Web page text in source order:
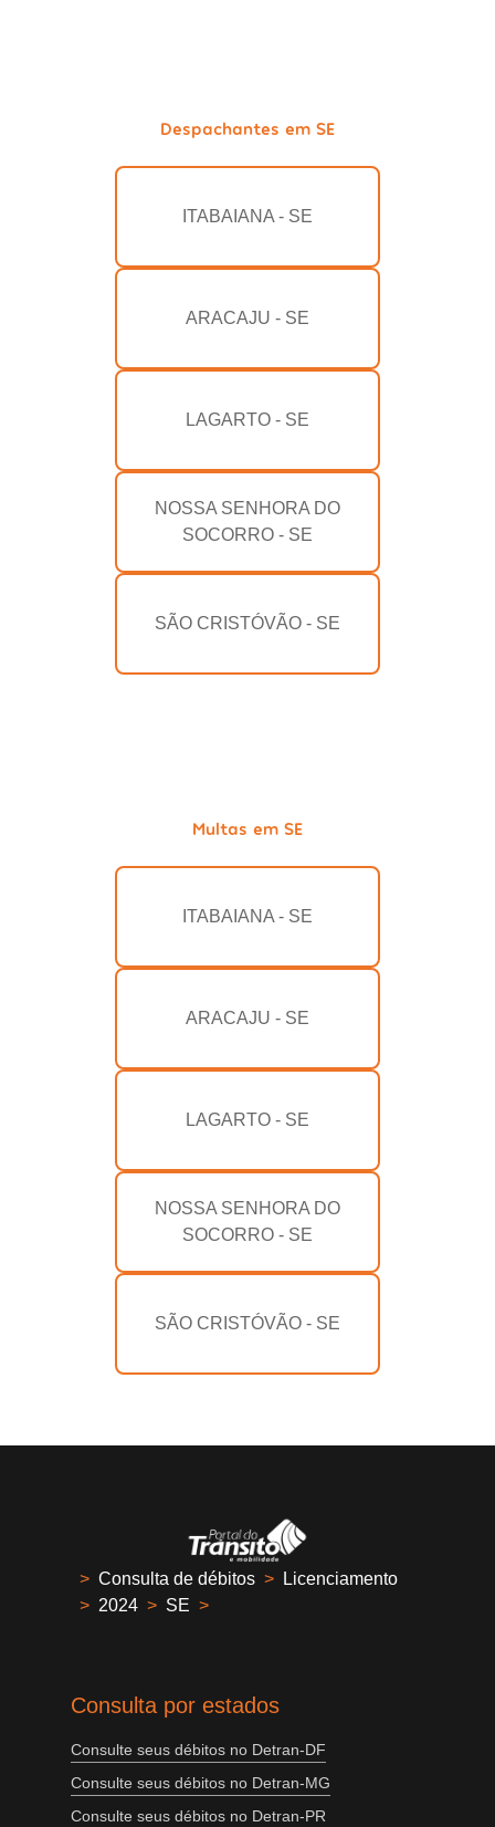
Despachantes em SE
ITABAIANA - SE
ARACAJU - SE
LAGARTO - SE
NOSSA SENHORA DO
SOCORRO - SE
SÃO CRISTÓVÃO - SE
Multas em SE
ITABAIANA - SE
ARACAJU - SE
LAGARTO - SE
NOSSA SENHORA DO
SOCORRO - SE
SÃO CRISTÓVÃO - SE
> Consulta de débitos >
Licenciamento
> 2024 > SE >
Consulta por estados
Consulte seus débitos no Detran-DF
Consulte seus débitos no Detran-MG
Consulte seus débitos no Detran-PR